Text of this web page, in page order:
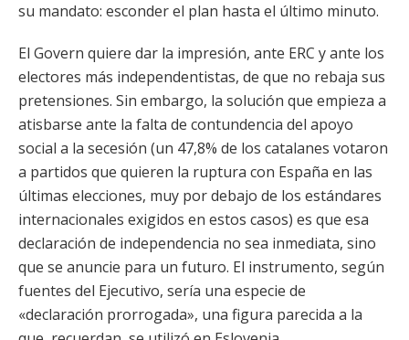
su mandato: esconder el plan hasta el último minuto.
El Govern quiere dar la impresión, ante ERC y ante los
electores más independentistas, de que no rebaja sus
pretensiones. Sin embargo, la solución que empieza a
atisbarse ante la falta de contundencia del apoyo
social a la secesión (un 47,8% de los catalanes votaron
a partidos que quieren la ruptura con España en las
últimas elecciones, muy por debajo de los estándares
internacionales exigidos en estos casos) es que esa
declaración de independencia no sea inmediata, sino
que se anuncie para un futuro. El instrumento, según
fuentes del Ejecutivo, sería una especie de
«declaración prorrogada», una figura parecida a la